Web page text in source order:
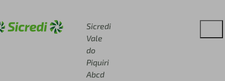
Sicredi
Vale
do
Piquiri
Abcd